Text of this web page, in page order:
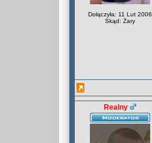
Dołączyła: 11 Lut 2006
Skąd: Żary
Realny